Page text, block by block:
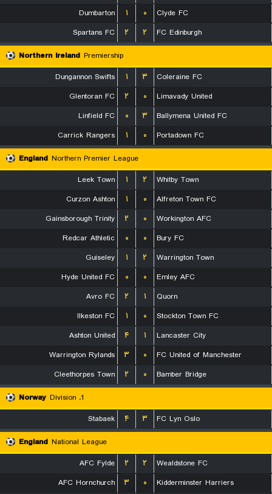
Dumbarton
۱ ۰
Clyde FC
Spartans FC
۲ ۲
FC Edinburgh
Northern Ireland Premiership
Dungannon Swifts
۱ ۳
Coleraine FC
Glentoran FC
۲ ۰
Limavady United
Linfield FC
۰ ۳
Ballymena United FC
Carrick Rangers
۱ ۰
Portadown FC
England Northern Premier League
Leek Town
۱ ۲
Whitby Town
Curzon Ashton
۱ ۰
Alfreton Town FC
Gainsborough Trinity
۲ ۰
Workington AFC
Redcar Athletic
۰ ۰
Bury FC
Guiseley
۱ ۲
Warrington Town
Hyde United FC
۰ ۰
Emley AFC
Avro FC
۲ ۱
Quorn
Ilkeston FC
۱ ۰
Stockton Town FC
Ashton United
۴ ۱
Lancaster City
Warrington Rylands
۳ ۰
FC United of Manchester
Cleethorpes Town
۲ ۰
Bamber Bridge
Norway
1. Division
Stabaek
۴ ۳
FC Lyn Oslo
England National League
AFC Fylde
۲ ۲
Wealdstone FC
AFC Hornchurch
۳ ۰
Kidderminster Harriers